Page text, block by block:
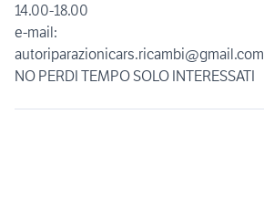
14.00-18.00
e-mail:
autoriparazionicars.ricambi@gmail.com
NO PERDI TEMPO SOLO INTERESSATI